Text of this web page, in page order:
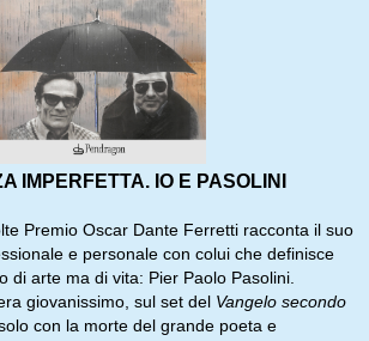
IMPERFETTA. IO E PASOLINI
Premio Oscar Dante Ferretti racconta il suo
e personale con colui che definisce
di arte ma di vita: Pier Paolo Pasolini.
giovanissimo, sul set del Vangelo secondo
con la morte del grande poeta e